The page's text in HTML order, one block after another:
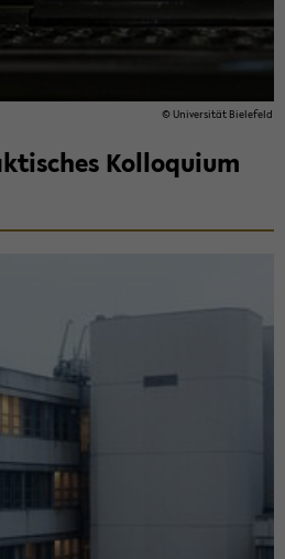
© Uni­ver­si­tät Bie­le­feld
Kol­lo­qui­um